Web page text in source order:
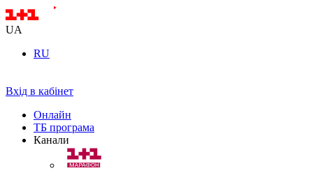
UA
RU
Вхід в кабінет
Онлайн
ТБ програма
Канали